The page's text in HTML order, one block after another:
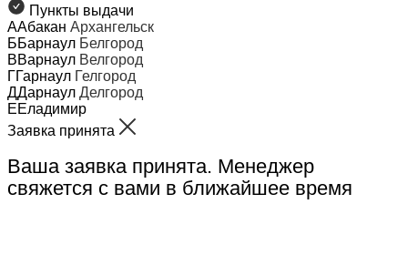
Пункты выдачи
ААбакан Архангельск
ББарнаул Белгород
ВВарнаул Велгород
ГГарнаул Гелгород
ДДарнаул Делгород
ЕЕладимир
Заявка принята
Ваша заявка принята. Менеджер
свяжется с вами в ближайшее время